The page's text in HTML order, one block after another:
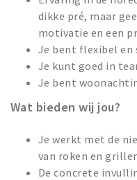
dikke pré, maar
motivatie en een
Je bent flexibel en
Je kunt goed in
Je bent
Wat bieden wij jou?
Je werkt met de
van roken en
De concrete